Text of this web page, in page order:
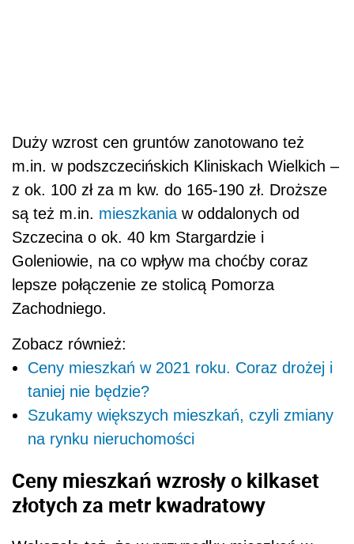
Duży wzrost cen gruntów zanotowano też
m.in. w podszczecińskich Kliniskach Wielkich –
z ok. 100 zł za m kw. do 165-190 zł. Droższe
są też m.in. mieszkaniaw oddalonych od
Szczecina o ok. 40 km Stargardzie i
Goleniowie, na co wpływ ma choćby coraz
lepsze połączenie ze stolicą Pomorza
Zachodniego.
Zobacz również:
Ceny mieszkań w 2021 roku. Coraz drożej i
taniej nie będzie?
Szukamy większych mieszkań, czyli zmiany
na rynku nieruchomości
Ceny mieszkań wzrosły o kilkaset
złotych za metr kwadratowy